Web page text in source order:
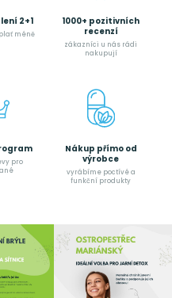
2+1
méně
1000+ pozitivních
recenzí
zákazníci u nás rádi
nakupují
pro
Nákup přímo od
výrobce
vyrábíme poctívé a
funkční produkty